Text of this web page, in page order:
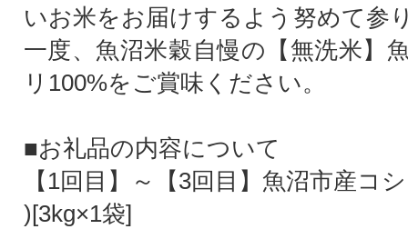
いお米をお届けするよう努めて参
一度、魚沼米穀自慢の【無洗米】
リ100%をご賞味ください。
■お礼品の内容について
【1回目】～【3回目】魚沼市産コ
)[3kg×1袋]